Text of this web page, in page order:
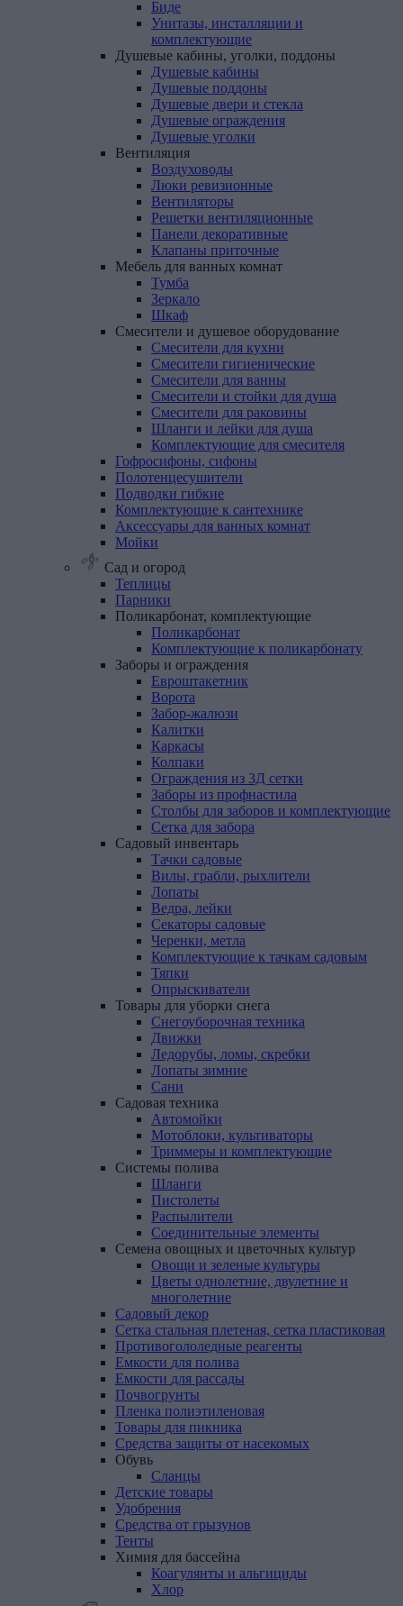
Биде
Унитазы, инсталляции и
комплектующие
Душевые кабины, уголки, поддоны
Душевые кабины
Душевые поддоны
Душевые двери и стекла
Душевые ограждения
Душевые уголки
Вентиляция
Воздуховоды
Люки ревизионные
Вентиляторы
Решетки вентиляционные
Панели декоративные
Клапаны приточные
Мебель для ванных комнат
Тумба
Зеркало
Шкаф
Смесители и душевое оборудование
Смесители для кухни
Смесители гигиенические
Смесители для ванны
Смесители и стойки для душа
Смесители для раковины
Шланги и лейки для душа
Комплектующие для смесителя
Гофросифоны, сифоны
Полотенцесушители
Подводки гибкие
Комплектующие к сантехнике
Аксессуары для ванных комнат
Мойки
Сад и огород
Теплицы
Парники
Поликарбонат, комплектующие
Поликарбонат
Комплектующие к поликарбонату
Заборы и ограждения
Евроштакетник
Ворота
Забор-жалюзи
Калитки
Каркасы
Колпаки
Ограждения из 3Д сетки
Заборы из профнастила
Столбы для заборов и комплектующие
Сетка для забора
Садовый инвентарь
Тачки садовые
Вилы, грабли, рыхлители
Лопаты
Ведра, лейки
Секаторы садовые
Черенки, метла
Комплектующие к тачкам садовым
Тяпки
Опрыскиватели
Товары для уборки снега
Снегоуборочная техника
Движки
Ледорубы, ломы, скребки
Лопаты зимние
Сани
Садовая техника
Автомойки
Мотоблоки, культиваторы
Триммеры и комплектующие
Системы полива
Шланги
Пистолеты
Распылители
Соединительные элементы
Семена овощных и цветочных культур
Овощи и зеленые культуры
Цветы однолетние, двулетние и
многолетние
Садовый декор
Сетка стальная плетеная, сетка пластиковая
Противогололедные реагенты
Емкости для полива
Емкости для рассады
Почвогрунты
Пленка полиэтиленовая
Товары для пикника
Средства защиты от насекомых
Обувь
Сланцы
Детские товары
Удобрения
Средства от грызунов
Тенты
Химия для бассейна
Коагулянты и альгициды
Хлор